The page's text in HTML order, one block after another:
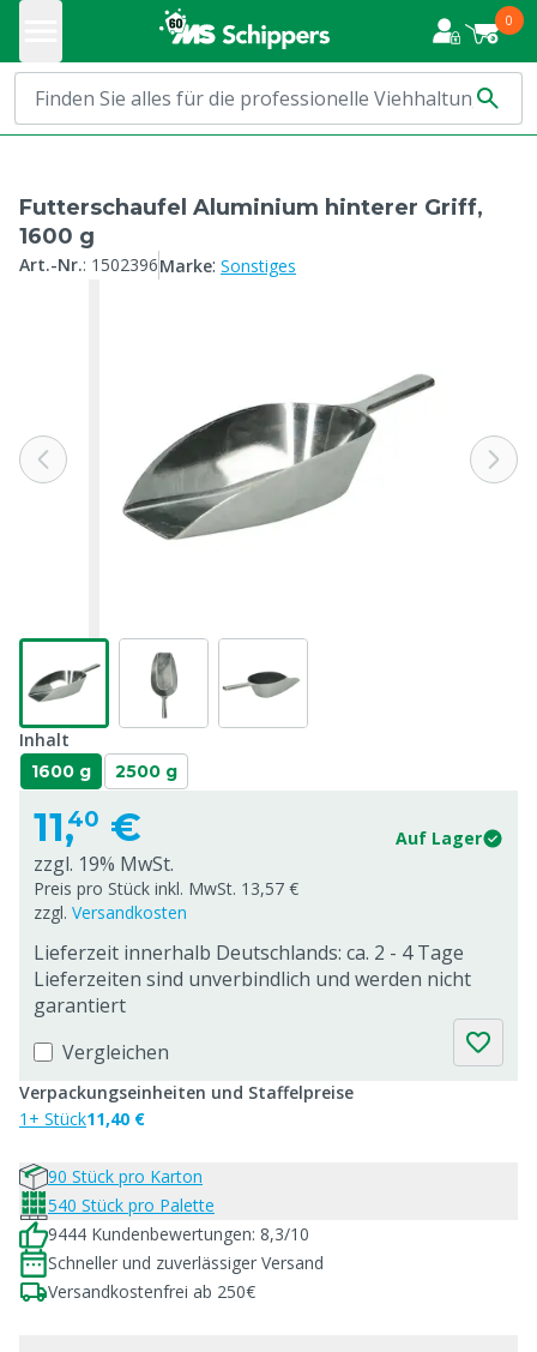
0
Futterschaufel Aluminium hinterer Griff,
1600 g
Art.-Nr.: 1502396Marke: Sonstiges
Inhalt
1600 g 2500 g
11,40 € Auf Lager
zzgl. 19% MwSt.
Preis pro Stück inkl. MwSt. 13,57 €
zzgl. Versandkosten
Lieferzeit innerhalb Deutschlands: ca. 2 - 4 Tage
Lieferzeiten sind unverbindlich und werden nicht
garantiert
Vergleichen
Verpackungseinheiten und Staffelpreise
1+ Stück11,40 €
90 Stück pro Karton
540 Stück pro Palette
9444 Kundenbewertungen: 8,3/10
Schneller und zuverlässiger Versand
Versandkostenfrei ab 250€